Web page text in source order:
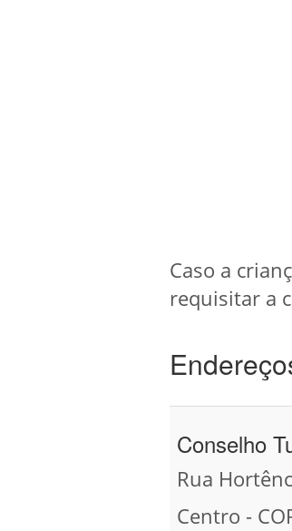
Caso a
requisitar a
Conselho
Rua
Centro -